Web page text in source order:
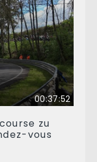
00:37:52
zu
vous